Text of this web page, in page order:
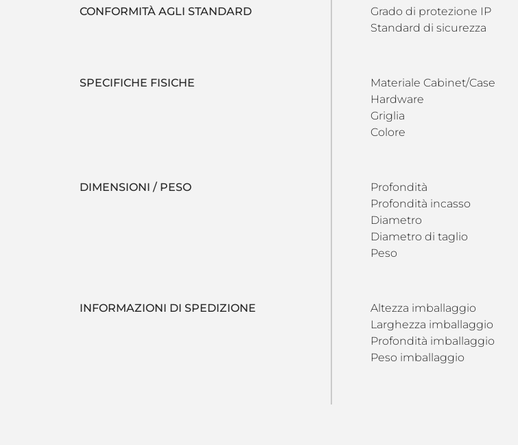
CONFORMITÀ AGLI STANDARD Grado di protezione IP
Standard di sicurezza
SPECIFICHE FISICHE Materiale Cabinet/Case
Hardware
Griglia
Colore
DIMENSIONI / PESO Profondità
Profondità incasso
Diametro
Diametro di taglio
Peso
INFORMAZIONI DI SPEDIZIONE Altezza imballaggio
Larghezza imballaggio
Profondità imballaggio
Peso imballaggio